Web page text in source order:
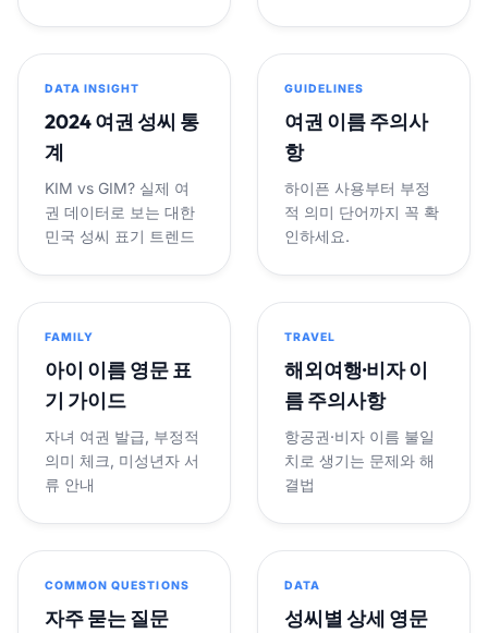
DATA INSIGHT
2024 여권 성씨 통
계
KIM vs GIM? 실제 여
권 데이터로 보는 대한
민국 성씨 표기 트렌드
GUIDELINES
여권 이름 주의사
항
하이픈 사용부터 부정
적 의미 단어까지 꼭 확
인하세요.
FAMILY
아이 이름 영문 표
기 가이드
자녀 여권 발급, 부정적
의미 체크, 미성년자 서
류 안내
TRAVEL
해외여행·비자 이
름 주의사항
항공권·비자 이름 불일
치로 생기는 문제와 해
결법
COMMON QUESTIONS
자주 묻는 질문
DATA
성씨별 상세 영문